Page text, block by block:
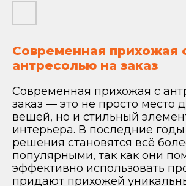
Современная прихожая
антресолью на заказ
Современная прихожая с
заказ — это не просто место
вещей, но и стильный
интерьера. В последние годы
решения становятся всё
популярными, так как они
эффективно использовать
придают прихожей